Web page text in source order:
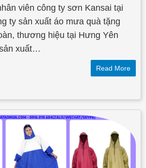
viên công ty sơn Kansai tại
ty sản xuất áo mưa quà tặng
thương hiệu tại Hưng Yên
xuất…
Read More